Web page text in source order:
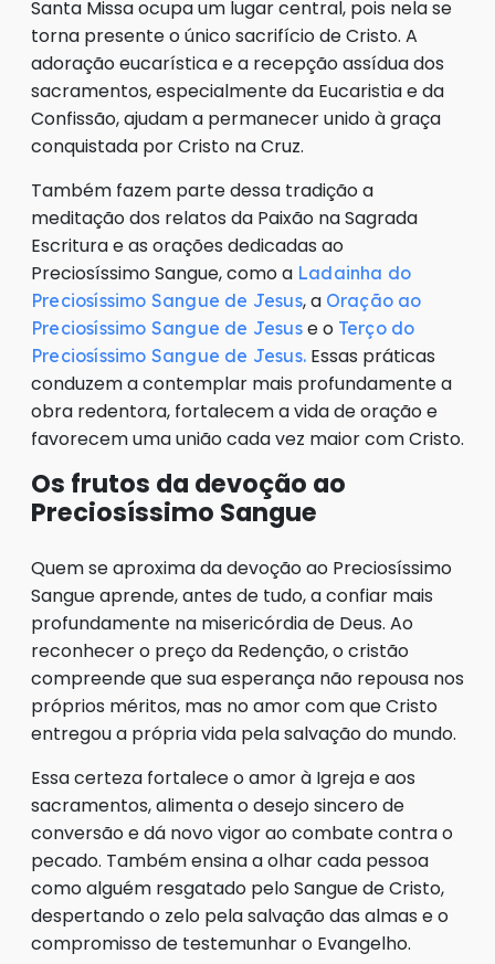
Santa Missa ocupa um lugar central, pois nela se
torna presente o único sacrifício de Cristo. A
adoração eucarística e a recepção assídua dos
sacramentos, especialmente da Eucaristia e da
Confissão, ajudam a permanecer unido à graça
conquistada por Cristo na Cruz.
Também fazem parte dessa tradição a
meditação dos relatos da Paixão na Sagrada
Escritura e as orações dedicadas ao
Preciosíssimo Sangue, como a Ladainha do
Preciosíssimo Sangue de Jesus, a Oração ao
Preciosíssimo Sangue de Jesuse o Terço do
Preciosíssimo Sangue de Jesus. Essas práticas
conduzem a contemplar mais profundamente a
obra redentora, fortalecem a vida de oração e
favorecem uma união cada vez maior com Cristo.
Os frutos da devoção ao
Preciosíssimo Sangue
Quem se aproxima da devoção ao Preciosíssimo
Sangue aprende, antes de tudo, a confiar mais
profundamente na misericórdia de Deus. Ao
reconhecer o preço da Redenção, o cristão
compreende que sua esperança não repousa nos
próprios méritos, mas no amor com que Cristo
entregou a própria vida pela salvação do mundo.
Essa certeza fortalece o amor à Igreja e aos
sacramentos, alimenta o desejo sincero de
conversão e dá novo vigor ao combate contra o
pecado. Também ensina a olhar cada pessoa
como alguém resgatado pelo Sangue de Cristo,
despertando o zelo pela salvação das almas e o
compromisso de testemunhar o Evangelho.